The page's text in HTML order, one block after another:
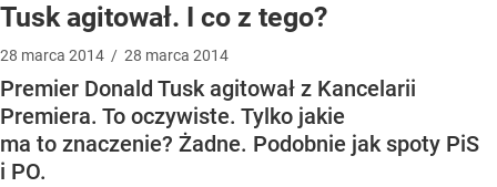
Tusk agitował. I co z tego?
28 marca 2014 / 28 marca 2014
Premier Donald Tusk agitował z Kancelarii
Premiera. To oczywiste. Tylko jakie
ma to znaczenie? Żadne. Podobnie jak spoty PiS
i PO.